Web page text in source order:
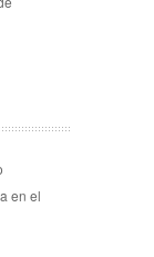
en el